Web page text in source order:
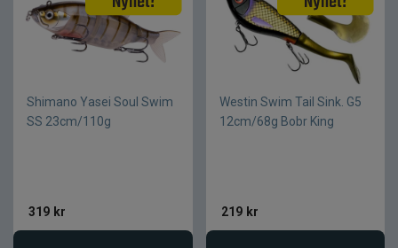
predatorfiske
Målart
Gädda och gös
Competition
spöbag
Shimano Yasei Soul Swim
SS 23cm/110g
319 kr
Westin Swim Tail Sink. G5
12cm/68g Bobr King
219 kr